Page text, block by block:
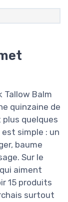
Tallow Balm
quinzaine de
quelques
simple : un
baume
Sur le
aiment
15 produits
surtout